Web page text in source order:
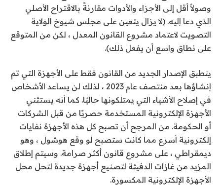
وصولاً أقل إلى الأجزاء والأدوات مقارنةً بالاقتراح الأصلي
الذي دعا إليه. (لا يزال يتعين على مجلس شيوخ الولاية
التصويت لاعتماد مشروع القانون المعدل ، لكن من المتوقع
على نطاق واسع أن يفعل ذلك).
ينطبق الإصدار الجديد من القانون فقط على الأجهزة التي تم
إنشاؤها بعد منتصف عام 2023 ، لذلك لن يساعد الأشخاص
في إصلاح الأشياء التي يمتلكونها حاليًا. كما أنه يستثني
الأجهزة الإلكترونية المستخدمة حصريًا من قبل الشركات
أو الحكومة. من المرجح أن تصبح كل هذه الأجهزة نفايات
إلكترونية أسرع مما كانت ستصبح لو وقع هوشول ، وهو
ديمقراطي ، على مشروع قانون أكثر صرامة. وسيتم إطلاق
المزيد من غازات الدفيئة لتصنيع أجهزة جديدة لتحل محل
الأجهزة الإلكترونية المكسورة.